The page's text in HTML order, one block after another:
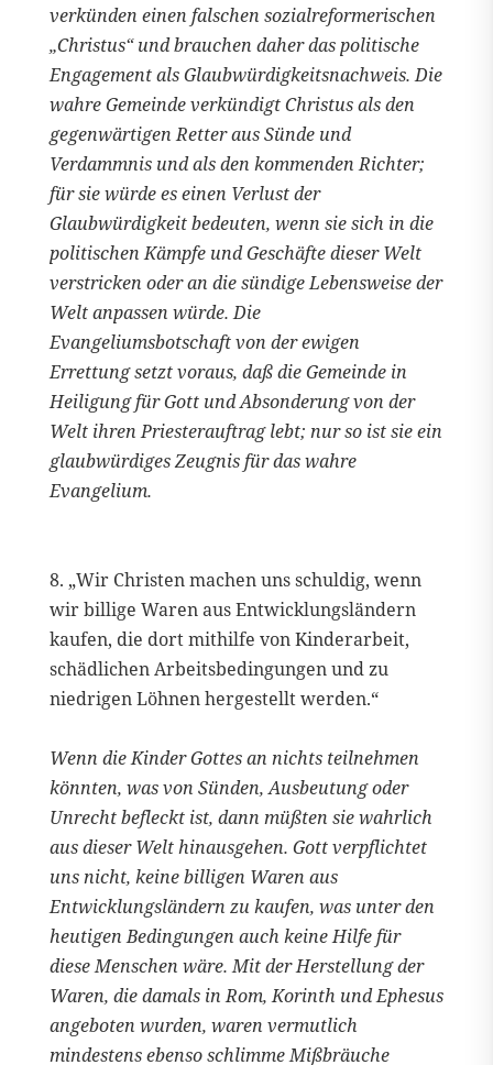
verkünden einen falschen sozialreformerischen
„Christus“ und brauchen daher das politische
Engagement als Glaubwürdigkeitsnachweis. Die
wahre Gemeinde verkündigt Christus als den
gegenwärtigen Retter aus Sünde und
Verdammnis und als den kommenden Richter;
für sie würde es einen Verlust der
Glaubwürdigkeit bedeuten, wenn sie sich in die
politischen Kämpfe und Geschäfte dieser Welt
verstricken oder an die sündige Lebensweise der
Welt anpassen würde. Die
Evangeliumsbotschaft von der ewigen
Errettung setzt voraus, daß die Gemeinde in
Heiligung für Gott und Absonderung von der
Welt ihren Priesterauftrag lebt; nur so ist sie ein
glaubwürdiges Zeugnis für das wahre
Evangelium.
8. „Wir Christen machen uns schuldig, wenn
wir billige Waren aus Entwicklungsländern
kaufen, die dort mithilfe von Kinderarbeit,
schädlichen Arbeitsbedingungen und zu
niedrigen Löhnen hergestellt werden.“
Wenn die Kinder Gottes an nichts teilnehmen
könnten, was von Sünden, Ausbeutung oder
Unrecht befleckt ist, dann müßten sie wahrlich
aus dieser Welt hinausgehen. Gott verpflichtet
uns nicht, keine billigen Waren aus
Entwicklungsländern zu kaufen, was unter den
heutigen Bedingungen auch keine Hilfe für
diese Menschen wäre. Mit der Herstellung der
Waren, die damals in Rom, Korinth und Ephesus
angeboten wurden, waren vermutlich
mindestens ebenso schlimme Mißbräuche